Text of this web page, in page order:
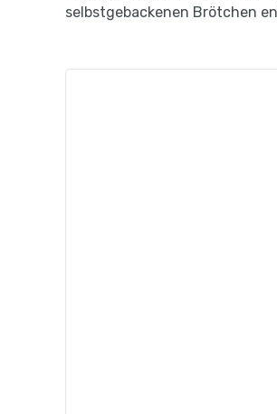
selbstgebackenen Brötchen